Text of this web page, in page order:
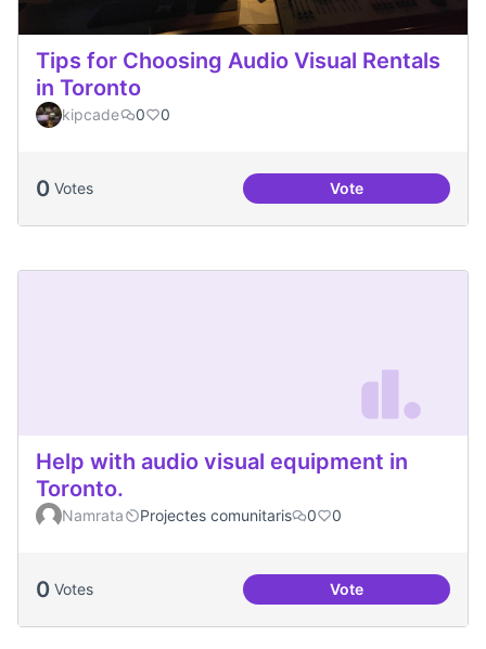
Tips for Choosing Audio Visual Rentals
in Toronto
kipcade 0 0
0 Votes VoteTips for Choosing
Help with audio visual equipment in
Toronto.
Namrata Projectes comunitaris 0 0
0 Votes VoteHelp with audio